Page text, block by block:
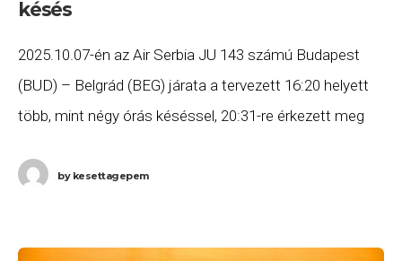
késés
2025.10.07-én az Air Serbia JU 143 számú Budapest
(BUD) – Belgrád (BEG) járata a tervezett 16:20 helyett
több, mint négy órás késéssel, 20:31-re érkezett meg
bykesettagepem